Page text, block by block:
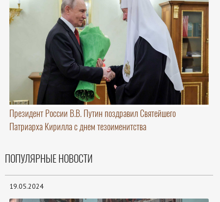
Президент России В.В. Путин поздравил Святейшего
Патриарха Кирилла с днем тезоименитства
ПОПУЛЯРНЫЕ НОВОСТИ
19.05.2024